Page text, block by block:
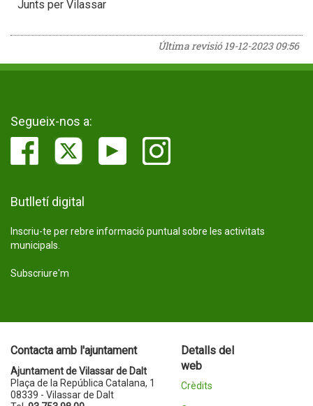
Junts per Vilassar
Última revisió19-12-2023 09:56
Segueix-nos a:
Butlletí digital
Inscriu-te per rebre informació puntual sobre les activitats
municipals.
Subscriure'm
Contacta amb l'ajuntament
Ajuntament de Vilassar de Dalt
Plaça de la República Catalana, 1
08339 - Vilassar de Dalt
Detalls del
web
Crèdits